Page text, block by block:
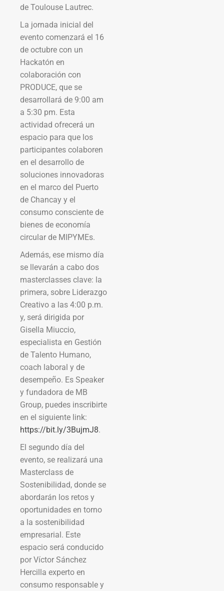
de Toulouse Lautrec.
La jornada inicial del
evento comenzará el 16
de octubre con un
Hackatón en
colaboración con
PRODUCE, que se
desarrollará de 9:00 am
a 5:30 pm. Esta
actividad ofrecerá un
espacio para que los
participantes colaboren
en el desarrollo de
soluciones innovadoras
en el marco ​​del Puerto
de Chancay y el
consumo consciente de
bienes de economía
circular de MIPYMEs.
Además, ese mismo día
se llevarán a cabo dos
masterclasses clave: la
primera, sobre Liderazgo
Creativo a las 4:00 p.m.
y, será dirigida por
Gisella Miuccio,
especialista en Gestión
de Talento Humano,
coach laboral y de
desempeño. Es Speaker
y fundadora de MB
Group, puedes inscribirte
en el siguiente link:
https://bit.ly/3BujmJ8.
El segundo día del
evento, se realizará una
Masterclass de
Sostenibilidad, donde se
abordarán los retos y
oportunidades en torno
a la sostenibilidad
empresarial. Este
espacio será conducido
por Víctor Sánchez
Hercilla experto en
consumo responsable y